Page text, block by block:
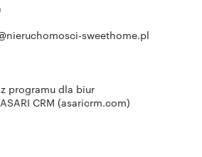
sweethome.pl
programu dla biur
CRM (asaricrm.com)